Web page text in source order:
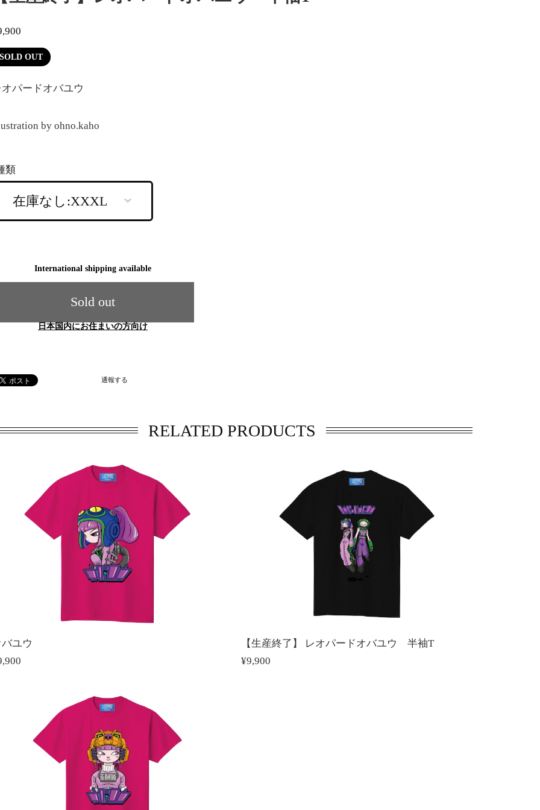
SOLD OUT
パードオバユウ
by ohno.kaho
類
International shipping available
Sold out
日本国内にお住まいの方向け
通報する
RELATED PRODUCTS
バユウ
【生産終了】 レオパードオバユウ 半袖T
¥9,900